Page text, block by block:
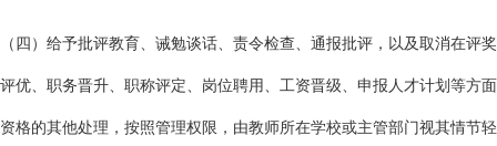
（四）给予批评教育、诫勉谈话、责令检查、通报批评，以及取消在评奖
评优、职务晋升、职称评定、岗位聘用、工资晋级、申报人才计划等方面
资格的其他处理，按照管理权限，由教师所在学校或主管部门视其情节轻